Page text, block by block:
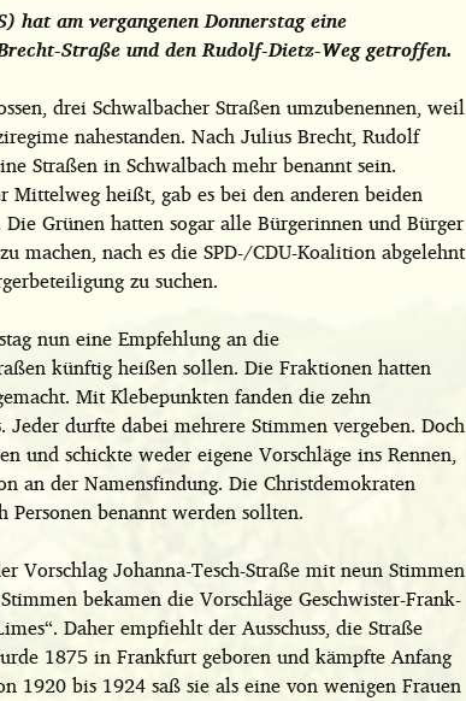
hat am vergangenen Donnerstag eine
Straße und den Rudolf-Dietz-Weg getroffen.
drei Schwalbacher Straßen umzubenennen, weil
nahestanden. Nach Julius Brecht, Rudolf
Straßen in Schwalbach mehr benannt sein.
Mittelweg heißt, gab es bei den anderen beiden
Grünen hatten sogar alle Bürgerinnen und Bürger
machen, nach es die SPD-/CDU-Koalition abgelehnt
zu suchen.
nun eine Empfehlung an die
künftig heißen sollen. Die Fraktionen hatten
Mit Klebepunkten fanden die zehn
durfte dabei mehrere Stimmen vergeben. Doch
schickte weder eigene Vorschläge ins Rennen,
an der Namensfindung. Die Christdemokraten
Personen benannt werden sollten.
Vorschlag Johanna-Tesch-Straße mit neun Stimmen
bekamen die Vorschläge Geschwister-Frank-
Daher empfiehlt der Ausschuss, die Straße
1875 in Frankfurt geboren und kämpfte Anfang
1920 bis 1924 saß sie als eine von wenigen Frauen